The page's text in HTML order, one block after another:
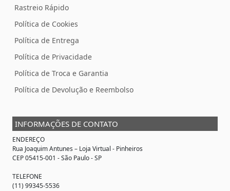
Rastreio Rápido
Política de Cookies
Política de Entrega
Política de Privacidade
Política de Troca e Garantia
Política de Devolução e Reembolso
INFORMAÇÕES DE CONTATO
ENDEREÇO
Rua Joaquim Antunes – Loja Virtual - Pinheiros
CEP 05415-001 - São Paulo - SP
TELEFONE
(11) 99345-5536